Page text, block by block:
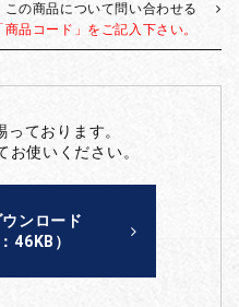
この商品について問い合わせる
商品コード」をご記入下さい。
っております。
お使いください。
ンロード
46KB）